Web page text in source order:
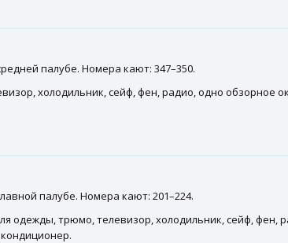
палубе. Номера кают: 347–350.
холодильник, сейф, фен, радио, одно обзорное
палубе. Номера кают: 201–224.
одежды, трюмо, телевизор, холодильник, сейф, фен,